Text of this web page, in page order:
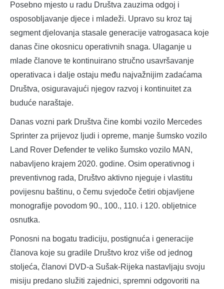
Posebno mjesto u radu Društva zauzima odgoj i
osposobljavanje djece i mladeži. Upravo su kroz taj
segment djelovanja stasale generacije vatrogasaca koje
danas čine okosnicu operativnih snaga. Ulaganje u
mlade članove te kontinuirano stručno usavršavanje
operativaca i dalje ostaju među najvažnijim zadaćama
Društva, osiguravajući njegov razvoj i kontinuitet za
buduće naraštaje.
Danas vozni park Društva čine kombi vozilo Mercedes
Sprinter za prijevoz ljudi i opreme, manje šumsko vozilo
Land Rover Defender te veliko šumsko vozilo MAN,
nabavljeno krajem 2020. godine. Osim operativnog i
preventivnog rada, Društvo aktivno njeguje i vlastitu
povijesnu baštinu, o čemu svjedoče četiri objavljene
monografije povodom 90., 100., 110. i 120. obljetnice
osnutka.
Ponosni na bogatu tradiciju, postignuća i generacije
članova koje su gradile Društvo kroz više od jednog
stoljeća, članovi DVD-a Sušak-Rijeka nastavljaju svoju
misiju predano služiti zajednici, spremni odgovoriti na